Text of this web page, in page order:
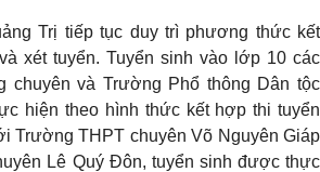
Trị tiếp tục duy trì phương thức kết
xét tuyển. Tuyển sinh vào lớp 10 các
chuyên và Trường Phổ thông Dân tộc
hiện theo hình thức kết hợp thi tuyển
Trường THPT chuyên Võ Nguyên Giáp
Lê Quý Đôn, tuyển sinh được thực